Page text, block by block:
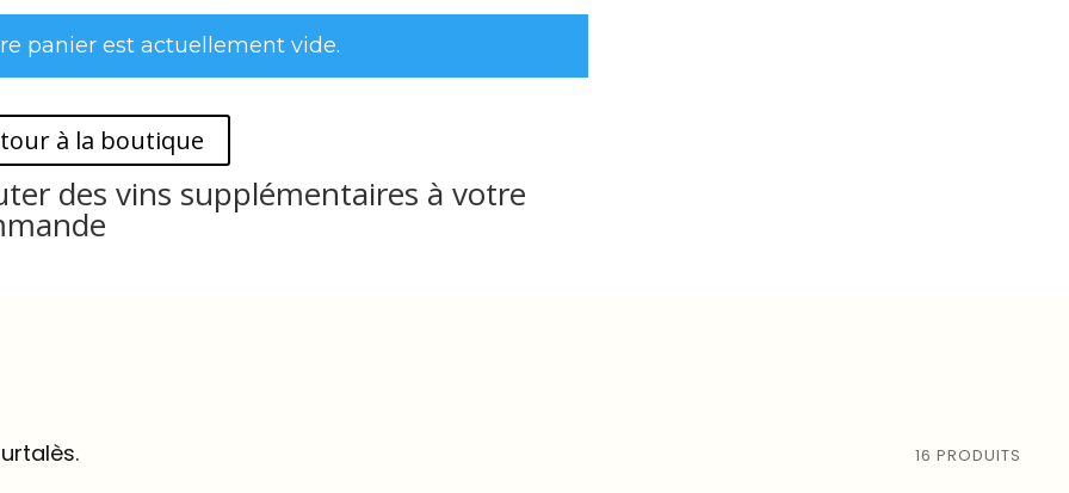
panier est actuellement vide.
à la boutique
des vins supplémentaires à votre
16 PRODUITS